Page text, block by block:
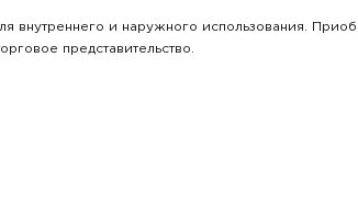
внутреннего и наружного использования.
представительство.